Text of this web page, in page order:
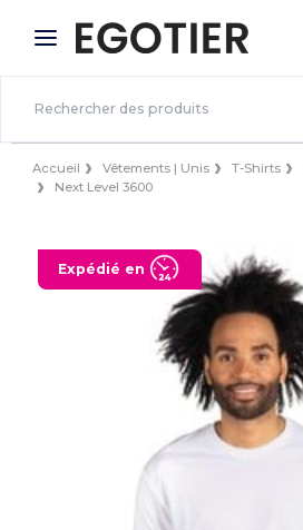
× Appli Egotier
Meilleurs prix sur l’app !
Accueil Vêtements | Unis T-Shirts
Next Level 3600
Expédié en